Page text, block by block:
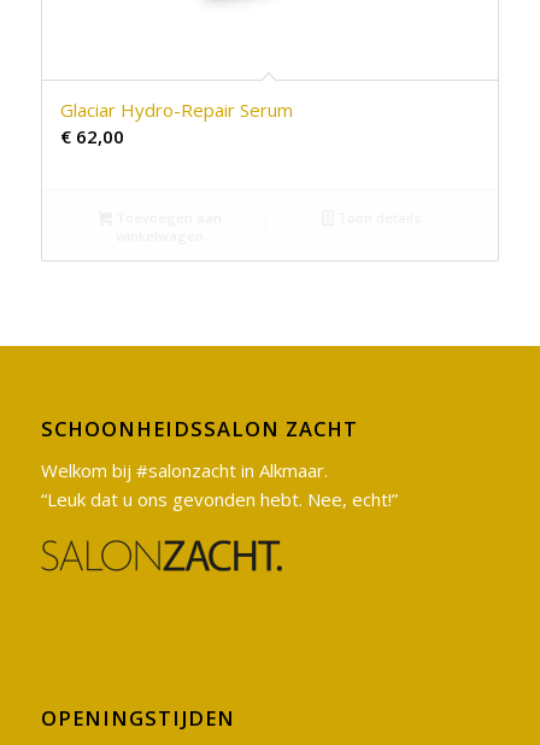
Glaciar Hydro-Repair Serum
€62,00
SCHOONHEIDSSALON ZACHT
Welkom bij #salonzacht in Alkmaar.
“Leuk dat u ons gevonden hebt. Nee, echt!”
OPENINGSTIJDEN